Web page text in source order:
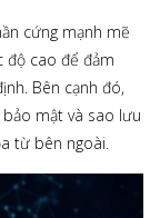
cứng mạnh mẽ
độ cao để đảm
Bên cạnh đó,
mật và sao lưu
từ bên ngoài.